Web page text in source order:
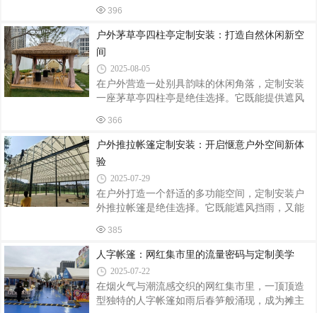
烤”活动，利用推拉帐篷打造半开放式用餐区，既
座契合场景需求的四柱亭，需兼顾设计美学、结
构安全与施工细节。以下从定制流程到安装要
点，为您梳理关键步骤。一、定制设计：功能与
美学的平衡场景适配根据放置环境确定尺寸与风
格：庭院亭可精致小巧（如2.5m×2.5m），景区亭
则需考虑人流，适当放大（如4m×4m）；中式园
林宜选飞檐斗拱、木质结构，现代庭院可搭配金
属框架与玻璃顶棚。材质选择防腐木：天然纹
396
户外茅草亭四柱亭定制安装：打造自然休闲新空
间
2025-08-05
在户外营造一处别具韵味的休闲角落，定制安装
一座茅草亭四柱亭是绝佳选择。它既能提供遮风
息。下面为大家介绍户外茅草亭四柱亭定制安装
的关键要点。精准定制，契合需求与环境定制茅
草亭四柱亭前，需明确其使用场景与功能需求。
若是放置在庭院，可设计得较为精致小巧，与周
边花草景观相融合；若用于公园、景区等公共场
所，则要考虑到人流量，适当增大尺寸，保证足
够的容纳空间。同时，要结合当地的气候条件和
建筑风格来确定亭子的样式。在多雨地区，可适
366
户外推拉帐篷定制安装：开启惬意户外空间新体
验
2025-07-29
在户外打造一个舒适的多功能空间，定制安装户
外推拉帐篷是绝佳选择。它既能遮风挡雨，又能
限可能。定制：契合个性与需求定制户外推拉帐
篷，首先要明确使用场景和需求。如果是用于商
业街的户外餐饮区，帐篷需具备较大的遮阳面积
和良好的通风性，可选用透明或半透明的顶棚材
料，在遮阳的同时让顾客享受自然光线；若是家
庭庭院休闲区，可注重帐篷的装饰性，选择与庭
385
人字帐篷：网红集市里的流量密码与定制美学
2025-07-22
在烟火气与潮流感交织的网红集市里，一顶顶造
型独特的人字帐篷如雨后春笋般涌现，成为摊主